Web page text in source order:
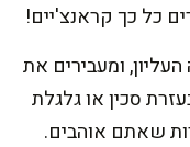
כל כך קראנצ'יים!
ומעבירים את
סכין או גלגלת
שאתם אוהבים.